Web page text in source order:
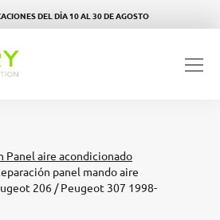
DEL DÍA 10 AL 30 DE AGOSTO
Panel aire acondicionado
panel mando aire
206 / Peugeot 307 1998-